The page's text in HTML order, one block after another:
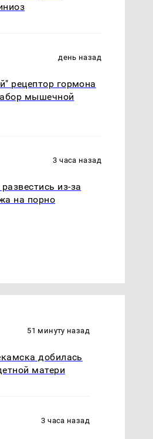
день назад
рецептор гормона
мышечной
3 часа назад
из-за
на порно
51 минуту назад
добилась
матери
3 часа назад